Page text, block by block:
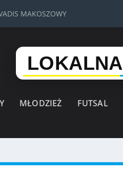
MAKOSZOWY
MŁODZIEŻ FUTSAL